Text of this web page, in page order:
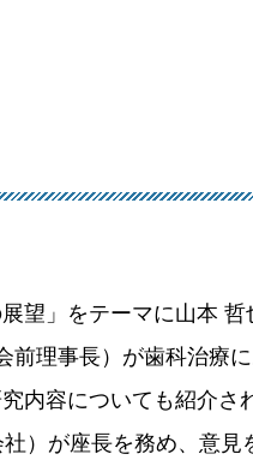
望」をテーマに山本
前理事長）が歯科治療
内容についても紹介さ
）が座長を務め、意見